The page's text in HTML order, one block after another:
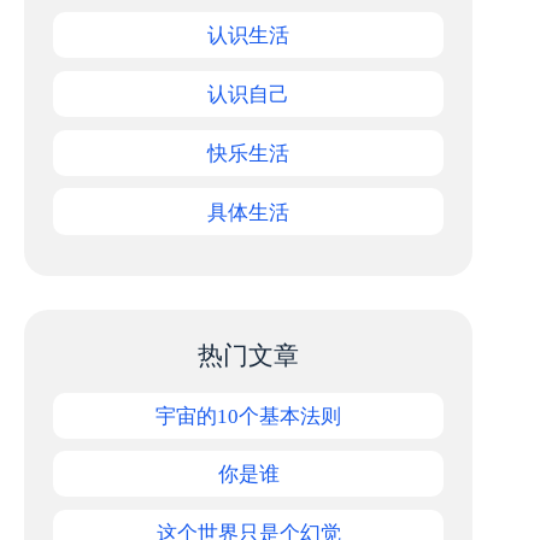
认识生活
认识自己
快乐生活
具体生活
热门文章
宇宙的10个基本法则
你是谁
这个世界只是个幻觉